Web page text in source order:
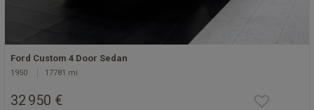
Ford Custom 4 Door Sedan
1950 17781 mi
32 950 €